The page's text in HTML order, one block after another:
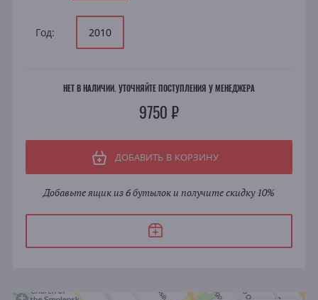
Год: 2010
НЕТ В НАЛИЧИИ. УТОЧНЯЙТЕ ПОСТУПЛЕНИЯ У МЕНЕДЖЕРА
9750 ₽
ДОБАВИТЬ В КОРЗИНУ
Добавьте ящик из 6 бутылок и получите скидку 10%